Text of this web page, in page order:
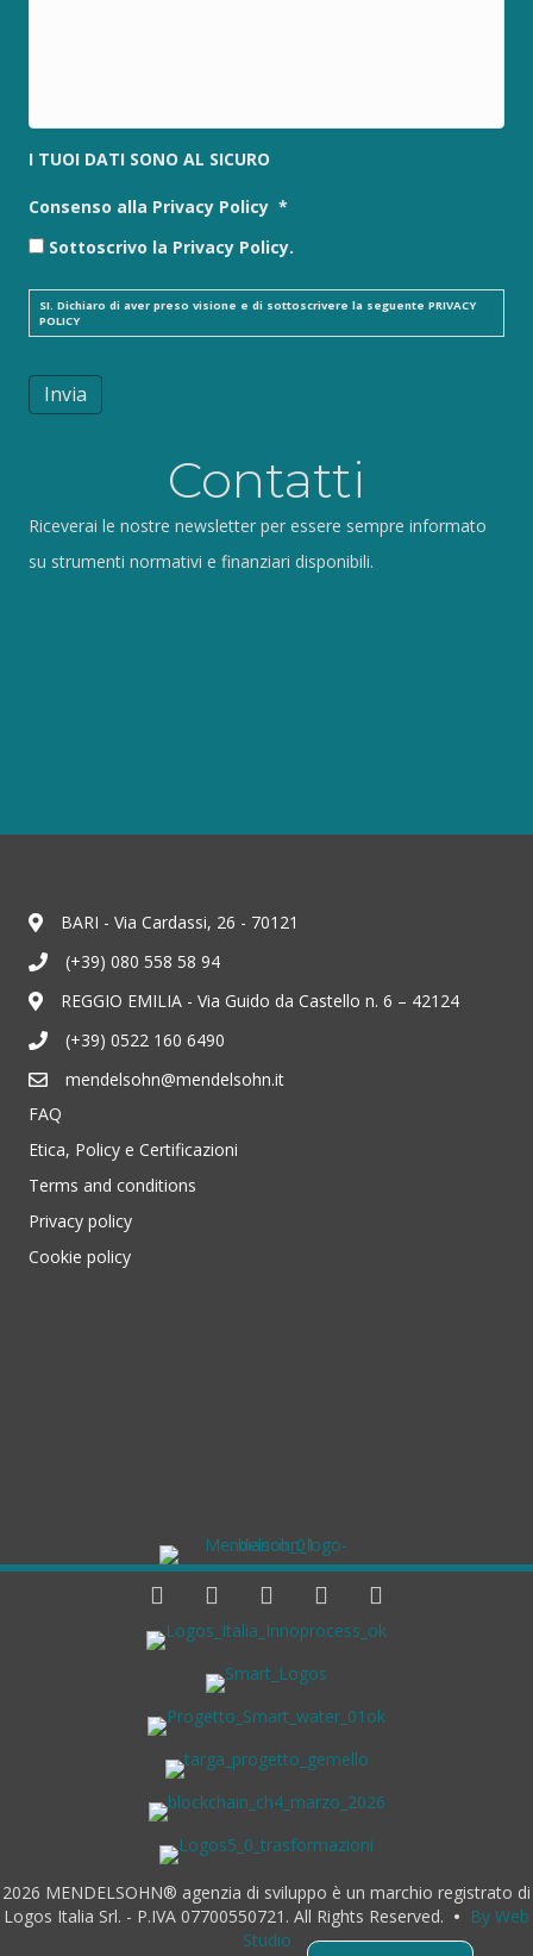
Contatti
Riceverai le nostre newsletter per essere sempre informato
su strumenti normativi e finanziari disponibili.
I TUOI DATI SONO AL SICURO
Consenso alla Privacy Policy *
Sottoscrivo la Privacy Policy.
SI. Dichiaro di aver preso visione e di sottoscrivere la seguente PRIVACY
POLICY
Invia
BARI - Via Cardassi, 26 - 70121
(+39) 080 558 58 94
REGGIO EMILIA - Via Guido da Castello n. 6 – 42124
(+39) 0522 160 6490
mendelsohn@mendelsohn.it
FAQ
Etica, Policy e Certificazioni
Terms and conditions
Privacy policy
Cookie policy
2026 MENDELSOHN® agenzia di sviluppo è un marchio registrato di
Logos Italia Srl. - P.IVA 07700550721. All Rights Reserved. • By Web
Studio